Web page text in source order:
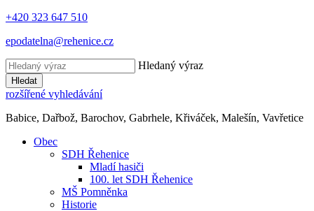
+420 323 647 510
epodatelna@rehenice.cz
Hledaný výraz
Hledat
rozšířené vyhledávání
Babice, Dařbož, Barochov, Gabrhele, Křiváček, Malešín, Vavřetice
Obec
SDH Řehenice
Mladí hasiči
100. let SDH Řehenice
MŠ Pomněnka
Historie